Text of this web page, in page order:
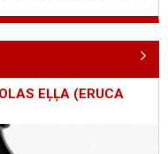
EĻĻA (ERUCA